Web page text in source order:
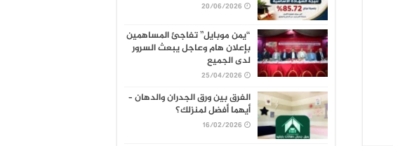
20/06/2026
“يمن موبايل” تفاجئ المساهمين
بإعلان هام وعاجل يبعث السرور
لدى الجميع
25/04/2026
الفرق بين ورق الجدران والدهان –
أيهما أفضل لمنزلك؟
16/02/2026